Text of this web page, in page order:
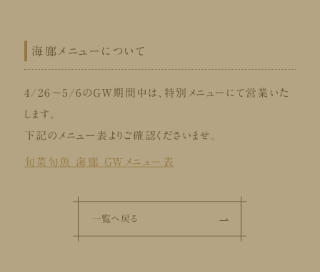
海廊メニューについて
4/26～5/6のＧＷ期間中は、特別メニューにて営業いた
します。
下記のメニュー表よりご確認くださいませ。
旬菜旬魚 海廊 ＧＷメニュー表
一覧へ戻る